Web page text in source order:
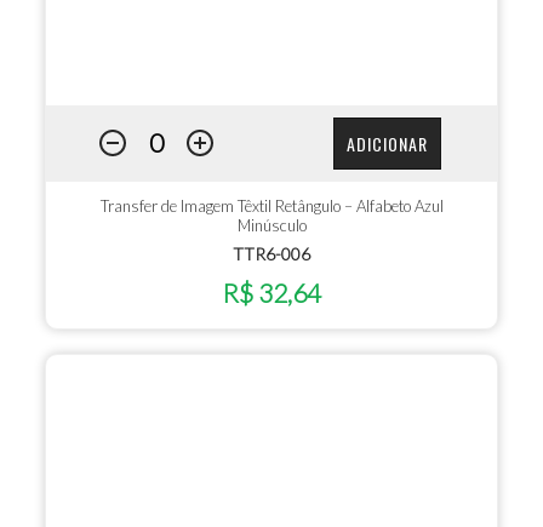
ADICIONAR
Transfer de Imagem Têxtil Retângulo – Alfabeto Azul
Minúsculo
TTR6-006
R$ 32,64